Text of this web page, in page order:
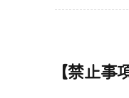
【禁止事